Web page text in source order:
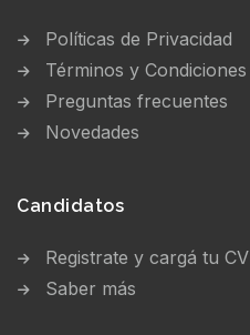
Políticas de Privacidad
Términos y Condiciones
Preguntas frecuentes
Novedades
Candidatos
Registrate y cargá tu CV
Saber más